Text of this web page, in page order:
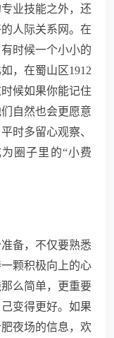
业技能之外，还
人际关系网。在
时候一个小小的
，在蜀山区1912
候如果你能记住
自然也会更愿意
平时多留心观察、
圈子里的“小费
备，不仅要熟悉
颗积极向上的心
么简单，更重要
变得更好。如果
夜场的信息，欢